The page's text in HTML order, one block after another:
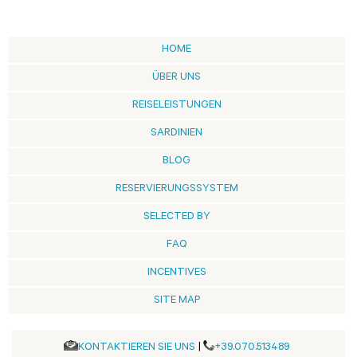
HOME
ÜBER UNS
REISELEISTUNGEN
SARDINIEN
BLOG
RESERVIERUNGSSYSTEM
SELECTED BY
FAQ
INCENTIVES
SITE MAP
KONTAKTIEREN SIE UNS +39.070.513489